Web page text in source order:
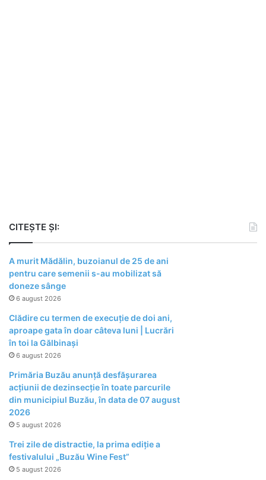
CITEȘTE ȘI:
A murit Mădălin, buzoianul de 25 de ani
pentru care semenii s-au mobilizat să
doneze sânge
6 august 2026
Clădire cu termen de execuție de doi ani,
aproape gata în doar câteva luni | Lucrări
în toi la Gălbinași
6 august 2026
Primăria Buzău anunță desfășurarea
acțiunii de dezinsecție în toate parcurile
din municipiul Buzău, în data de 07 august
2026
5 august 2026
Trei zile de distractie, la prima ediție a
festivalului „Buzău Wine Fest”
5 august 2026